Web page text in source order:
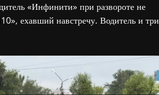
«Инфинити» при развороте не
ехавший навстречу. Водитель и три